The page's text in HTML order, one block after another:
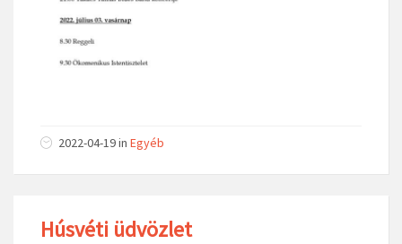
2022-04-19in Egyéb
Húsvéti üdvözlet